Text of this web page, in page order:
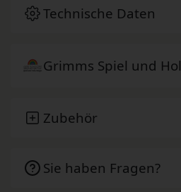
Technische Daten
Grimms Spiel und
Zubehör
Sie haben Fragen?